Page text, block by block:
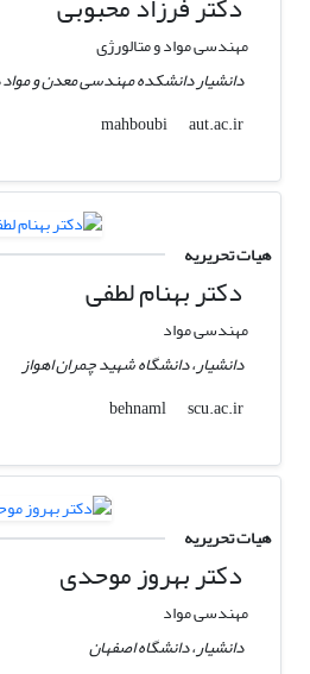
مهندسی مواد و متالورژی
دانشیار دانشکده مهندسی معدن و
mahboubi
aut.ac.ir
هیات تحریریه
دکتر بهنام لطفی
مهندسی مواد
دانشیار، دانشگاه شهید چمران اهواز
behnaml
scu.ac.ir
هیات تحریریه
دکتر بهروز موحدی
مهندسی مواد
دانشیار، دانشگاه اصفهان